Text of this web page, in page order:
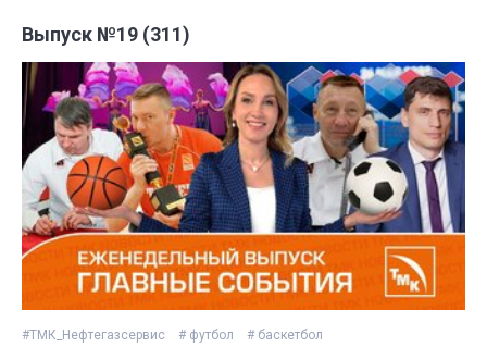
Выпуск №19 (311)
#ТМК_Нефтегазсервис # футбол # баскетбол